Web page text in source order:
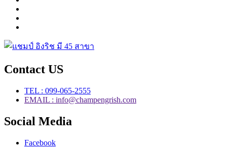
Contact US
TEL : 099-065-2555
EMAIL : info@champengrish.com
Social Media
Facebook